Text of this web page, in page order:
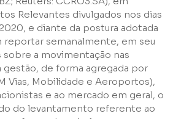
Relevantes divulgados nos dias
e diante da postura adotada
reportar semanalmente, em seu
a movimentação nas
gestão, de forma agregada por
Vias, Mobilidade e Aeroportos),
e ao mercado em geral, o
do levantamento referente ao